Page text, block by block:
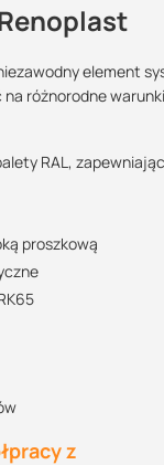
element
różnorodne
RAL,
proszkową
z